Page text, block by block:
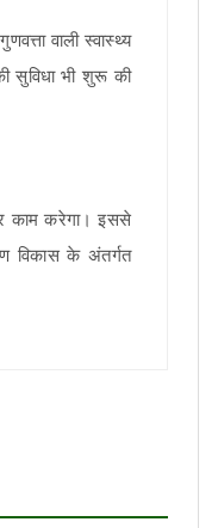
वाली स्वास्थ्य
सुविधा भी शुरू की
काम करेगा। इससे
विकास के अंतर्गत